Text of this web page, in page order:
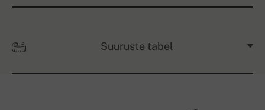
Suuruste tabel